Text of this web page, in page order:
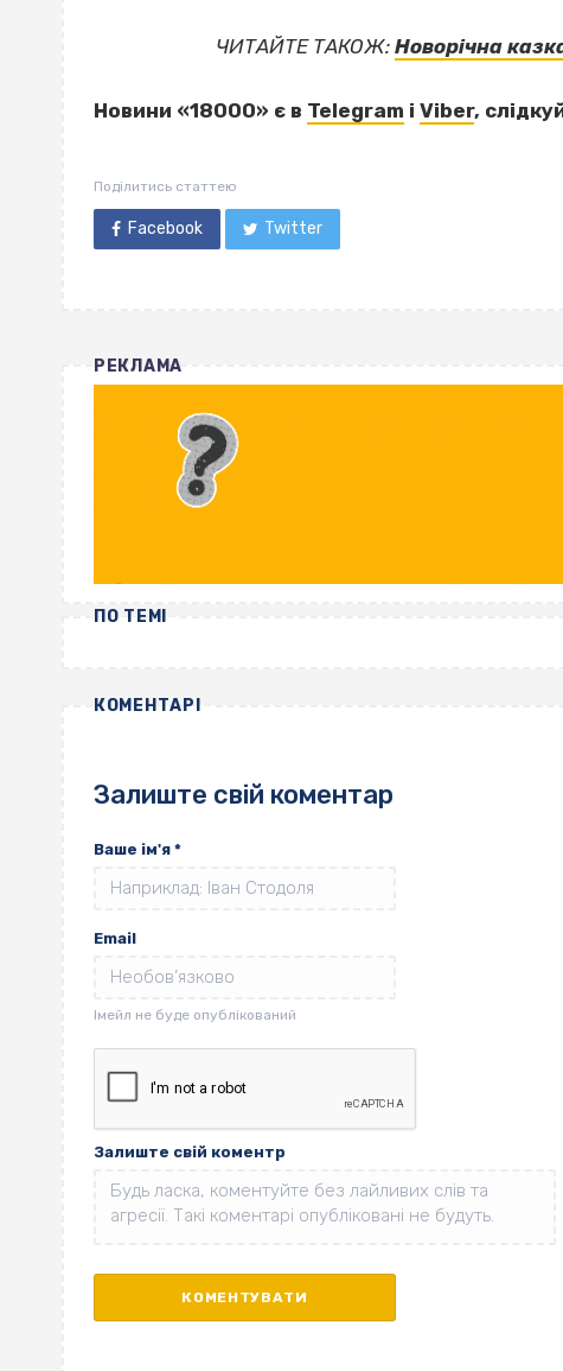
ЧИТАЙТЕ ТАКОЖ: Новорічна
Новини «18000» є в Telegram і Viber,
Поділитись статтею
Facebook Twitter
РЕКЛАМА
ПО ТЕМІ
КОМЕНТАРІ
Залиште свій коментар
Ваше ім'я *
Email
Залиште свій коментр